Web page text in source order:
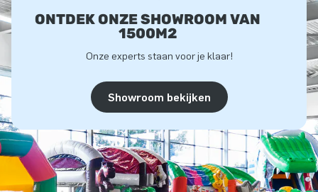
ONTDEK ONZE SHOWROOM VAN
1500M2
Onze experts staan voor je klaar!
Showroom bekijken